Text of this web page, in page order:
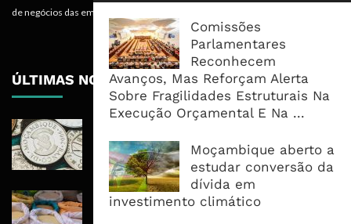
Comissões
Parlamentares
Reconhecem
Avanços, Mas Reforçam Alerta
Sobre Fragilidades Estruturais Na
Execução Orçamental E Na ...
Moçambique aberto a
estudar conversão da
dívida em
investimento climático
de negócios das empresas.
ÚLTIMAS NOTÍCIAS
Recuperar em 2026, Mas Crédito,
Dívida e Divisas Limitam Aceleração
Commodities Agrícolas Entram Numa